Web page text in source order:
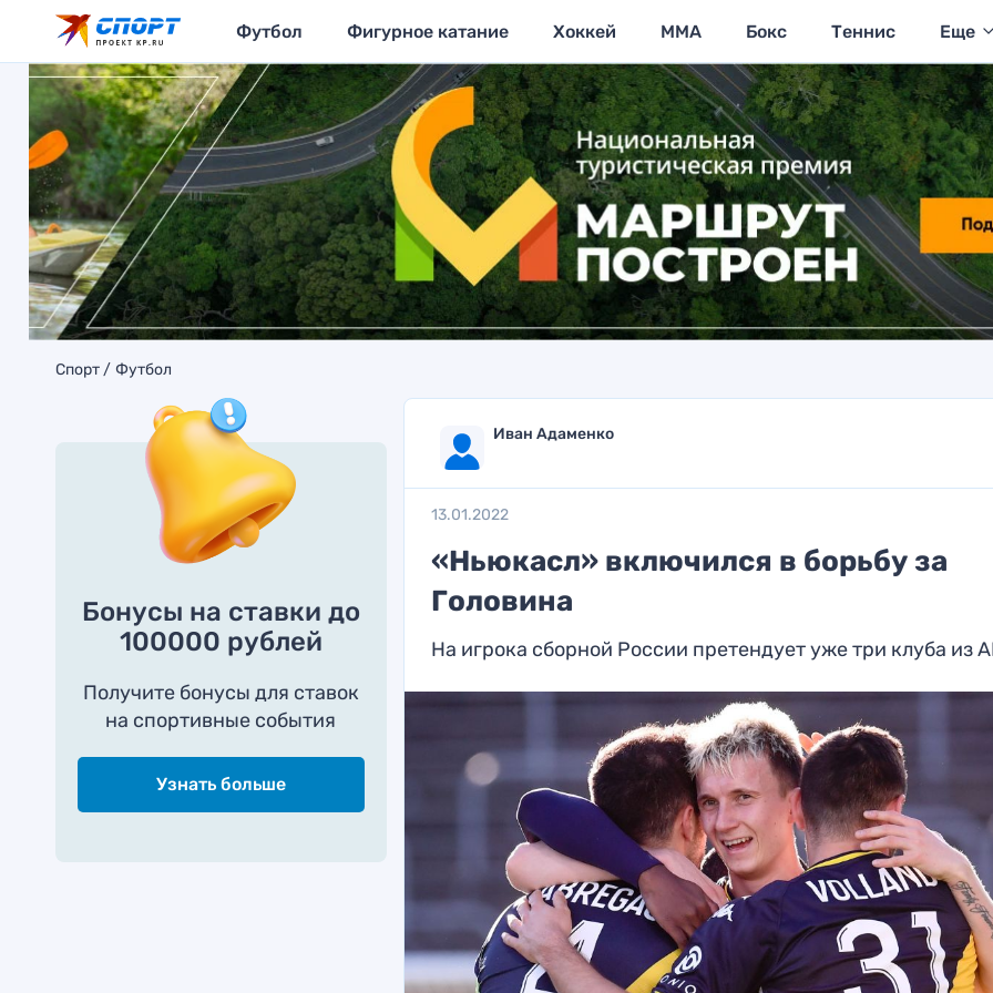
Футбол Фигурное катание Хоккей MMA Бокс Теннис Еще
Спорт Футбол
Бонусы на ставки до
100000 рублей
Получите бонусы для ставок
на спортивные события
Узнать больше
Иван Адаменко
13.01.2022
«Ньюкасл» включился в борьбу за
Головина
На игрока сборной России претендует уже три клуба из